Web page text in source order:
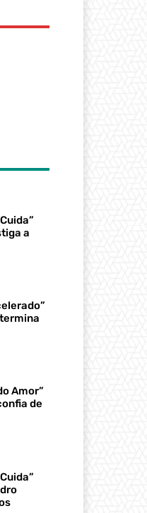
a
Amor”
de